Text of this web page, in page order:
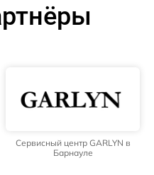
Сервисный центр GARLYN в
Барнауле